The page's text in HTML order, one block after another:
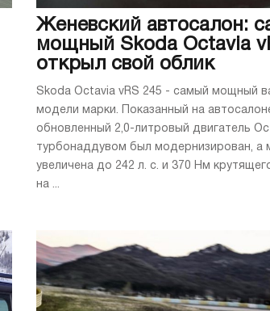
Женевский автосалон:
мощный Skoda Octavia
открыл свой облик
Skoda Octavia vRS 245 - самый мощный
модели марки. Показанный на
обновленный 2,0-литровый двигатель
турбонаддувом был модернизирован, а
увеличена до 242 л. с. и 370 Нм
на ...